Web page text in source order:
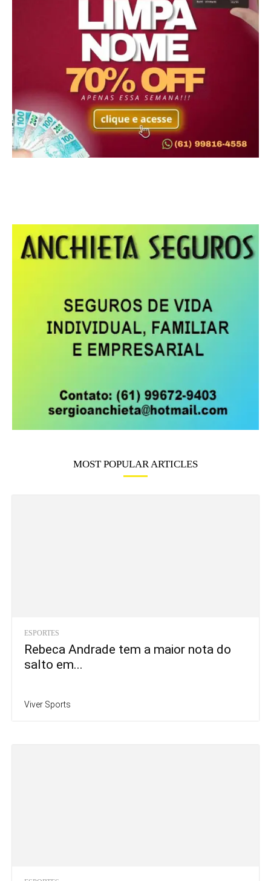
MOST POPULAR ARTICLES
ESPORTES
Rebeca Andrade tem a maior nota do
salto em...
Viver Sports